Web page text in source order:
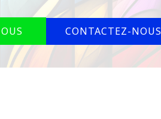
CONTACTEZ-NOUS